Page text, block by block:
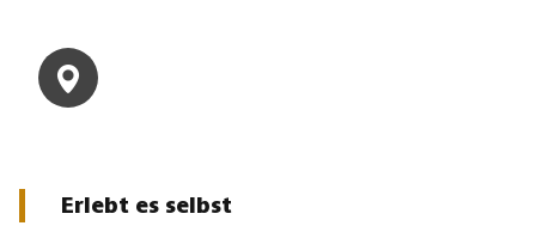
Erlebt es selbst